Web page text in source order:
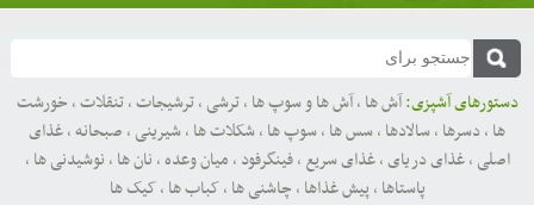
دستورهای آشپزی:آش ها ,آش ها و سوپ ها ,ترشی ,ترشیجات,تنقلات, خورشت
ها ,دسرها ,سالادها ,سس ها ,سوپ ها ,شکلات ها ,شیرینی , صبحانه,غذای
اصلی ,غذای دریای,غذای سریع ,فینگرفود , میان وعده, نان ها , نوشیدنی ها ,
پاستاها ,پیش غذاها , چاشنی ها ,کباب ها ,کیک ها